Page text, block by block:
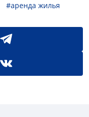
#аренда жилья